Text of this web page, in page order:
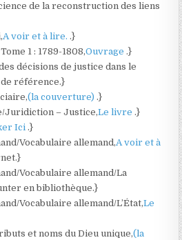
de la reconstruction des liens
A voir et à lire..}
1 : 1789-1808,Ouvrage.}
décisions de justice dans le
de référence.}
(la couverture).}
Juridiction – Justice,Le livre.}
Ici.}
Vocabulaire allemand,A voir et à
Vocabulaire allemand/La
en bibliothèque.}
Vocabulaire allemand/L’État,Le
et noms du Dieu unique,(la